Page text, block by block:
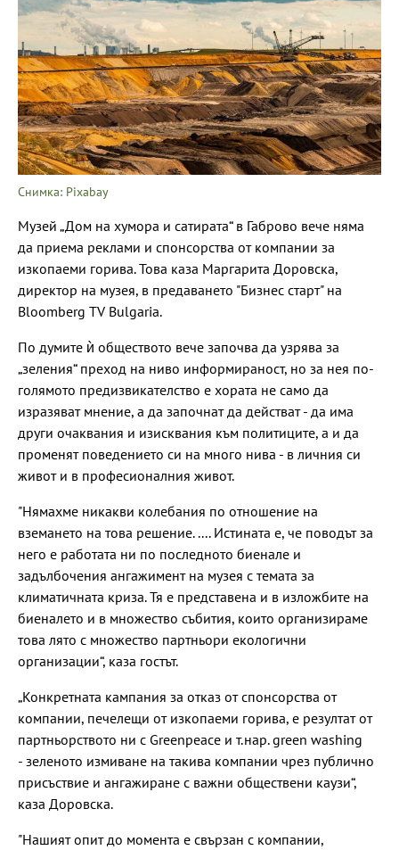
Снимка: Pixabay
Музей „Дом на хумора и сатирата“ в Габрово вече няма
да приема реклами и спонсорства от компании за
изкопаеми горива. Това каза Маргарита Доровска,
директор на музея, в предаването "Бизнес старт" на
Bloomberg TV Bulgaria.
По думите ѝ обществото вече започва да узрява за
„зеления“ преход на ниво информираност, но за нея по-
голямото предизвикателство е хората не само да
изразяват мнение, а да започнат да действат - да има
други очаквания и изисквания към политиците, а и да
променят поведението си на много нива - в личния си
живот и в професионалния живот.
"Нямахме никакви колебания по отношение на
вземането на това решение. .... Истината е, че поводът за
него е работата ни по последното биенале и
задълбочения ангажимент на музея с темата за
климатичната криза. Тя е представена и в изложбите на
биеналето и в множество събития, които организираме
това лято с множество партньори екологични
организации“, каза гостът.
„Конкретната кампания за отказ от спонсорства от
компании, печелещи от изкопаеми горива, е резултат от
партньорството ни с Greenpeace и т.нар. green washing
- зеленото измиване на такива компании чрез публично
присъствие и ангажиране с важни обществени каузи“,
каза Доровска.
"Нашият опит до момента е свързан с компании,